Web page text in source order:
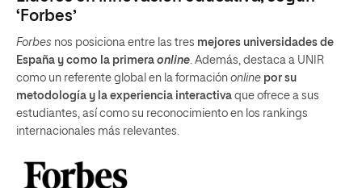
‘Forbes’
Forbes nos posiciona entre las tres mejores universidades de
España y como la primera online. Además, destaca a UNIR
como un referente global en la formación online por su
metodología y la experiencia interactiva que ofrece a sus
estudiantes, así como su reconocimiento en los rankings
internacionales más relevantes.